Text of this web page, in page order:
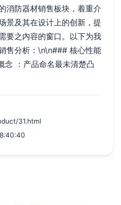
消防器材销售板块，着重介
景及其在设计上的创新，提
要之内容的窗口。以下为我
售分析：\n\n### 核心性能
念 ：产品命名最未清楚凸
31.html